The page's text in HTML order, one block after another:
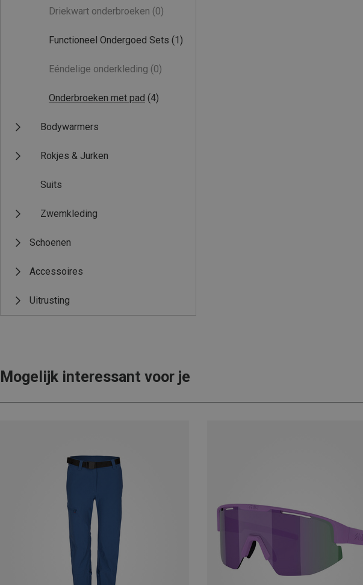
Driekwart onderbroeken (0)
Functioneel Ondergoed Sets (1)
Eéndelige onderkleding (0)
Onderbroeken met pad (4)
Bodywarmers
Rokjes & Jurken
Suits
Zwemkleding
Schoenen
Accessoires
Uitrusting
Mogelijk interessant voor je